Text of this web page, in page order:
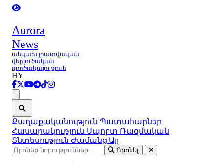
Aurora
News
անկախ լրատվական-
վերլուծական
գործակալություն
HY
Քաղաքականություն Պատահարներ
Հասարակություն Սպորտ Ռազմական
Տնտեսություն Ժամանց Այլ
Որոնել